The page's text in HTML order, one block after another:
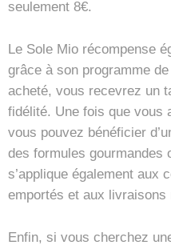
seulement 8€.
Le Sole Mio récompense
grâce à son programme
acheté, vous recevrez un
fidélité. Une fois que vous
vous pouvez bénéficier
des formules gourmandes
s’applique également aux
emportés et aux livraisons
Enfin, si vous cherchez